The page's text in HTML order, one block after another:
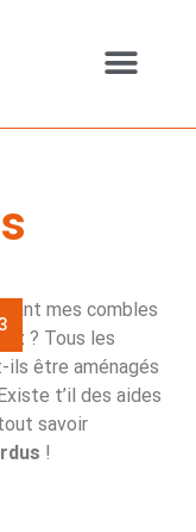
mes combles
? Tous les
être aménagés
t’il des aides
savoir
!